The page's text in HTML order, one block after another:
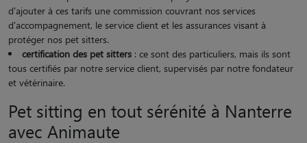
d'ajouter à ces tarifs une commission couvrant nos services
d'accompagnement, le service client et les assurances visant à
protéger nos pet sitters.
certification des pet sitters : ce sont des particuliers, mais ils sont
tous certifiés par notre service client, supervisés par notre fondateur
et vétérinaire.
Pet sitting en tout sérénité à Nanterre
avec Animaute